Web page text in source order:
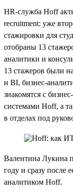
HR-служба Hoff
recruitment: уже
стажировки для
отобраны 13
аналитики и
13 стажеров были
и BI, бизнес-
знакомятся с
системами Hoff, а
в отделах под
Валентина Лукина
году и сразу после
аналитиком Hoff.